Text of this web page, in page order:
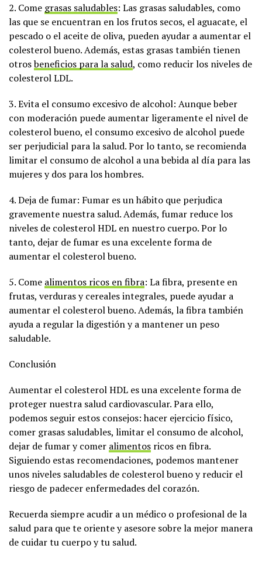
2. Come grasas saludables: Las grasas saludables, como
las que se encuentran en los frutos secos, el aguacate, el
pescado o el aceite de oliva, pueden ayudar a aumentar el
colesterol bueno. Además, estas grasas también tienen
otrosbeneficios para la salud, como reducir los niveles de
colesterol LDL.
3. Evita el consumo excesivo de alcohol: Aunque beber
con moderación puede aumentar ligeramente el nivel de
colesterol bueno, el consumo excesivo de alcohol puede
ser perjudicial para la salud. Por lo tanto, se recomienda
limitar el consumo de alcohol a una bebida al día para las
mujeres y dos para los hombres.
4. Deja de fumar: Fumar es un hábito que perjudica
gravemente nuestra salud. Además, fumar reduce los
niveles de colesterol HDL en nuestro cuerpo. Por lo
tanto, dejar de fumar es una excelente forma de
aumentar el colesterol bueno.
5. Come alimentos ricos en fibra: La fibra, presente en
frutas, verduras y cereales integrales, puede ayudar a
aumentar el colesterol bueno. Además, la fibra también
ayuda a regular la digestión y a mantener un peso
saludable.
Conclusión
Aumentar el colesterol HDL es una excelente forma de
proteger nuestra salud cardiovascular. Para ello,
podemos seguir estos consejos: hacer ejercicio físico,
comer grasas saludables, limitar el consumo de alcohol,
dejar de fumar y comer alimentos ricos en fibra.
Siguiendo estas recomendaciones, podemos mantener
unos niveles saludables de colesterol bueno y reducir el
riesgo de padecer enfermedades del corazón.
Recuerda siempre acudir a un médico o profesional de la
salud para que te oriente y asesore sobre la mejor manera
de cuidar tu cuerpo y tu salud.